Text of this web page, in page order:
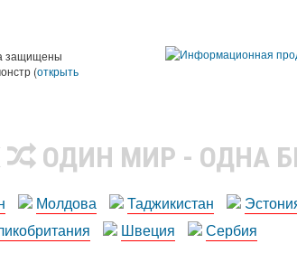
защищены
(открыть
ОДИН МИР - ОДНА
Молдова Таджикистан
Швеция Сербия